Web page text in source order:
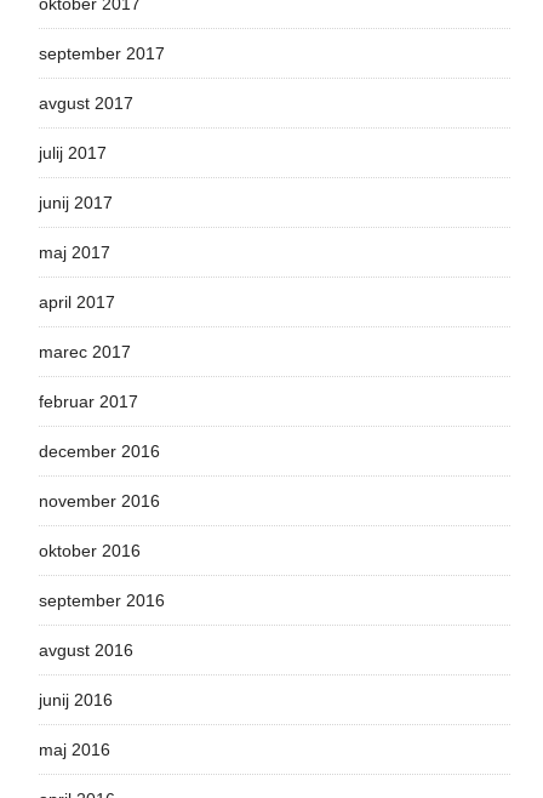
oktober 2017
september 2017
avgust 2017
julij 2017
junij 2017
maj 2017
april 2017
marec 2017
februar 2017
december 2016
november 2016
oktober 2016
september 2016
avgust 2016
junij 2016
maj 2016